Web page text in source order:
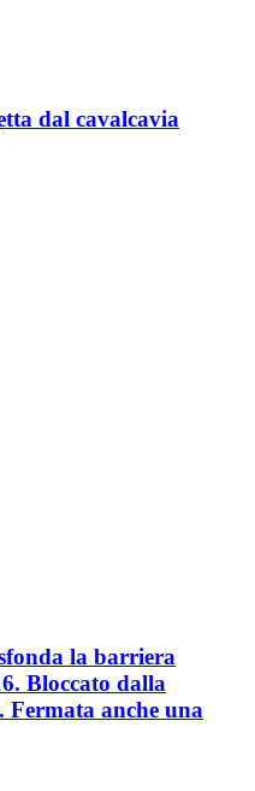
dal cavalcavia
la barriera
Bloccato dalla
anche una